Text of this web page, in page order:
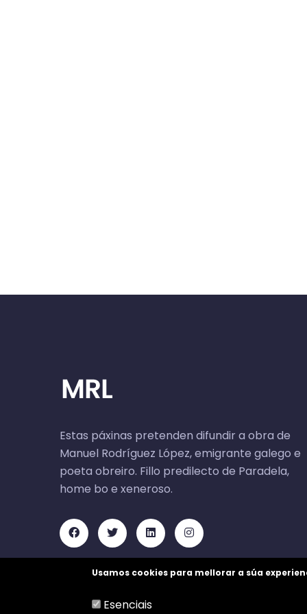
Estas páxinas pretenden difundir a obra de
Manuel Rodríguez López, emigrante galego e
poeta obreiro. Fillo predilecto de Paradela,
home bo e xeneroso.
Usamos cookies para mellorar a súa
Esenciais